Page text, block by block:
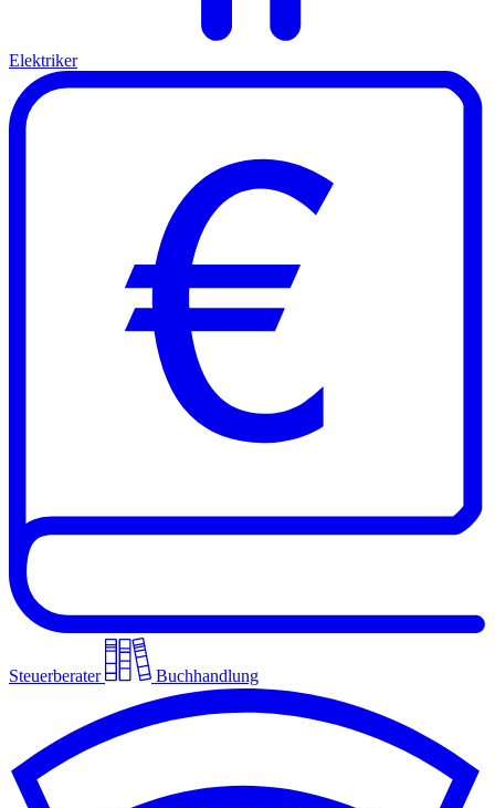
Elektriker
Steuerberater Buchhandlung